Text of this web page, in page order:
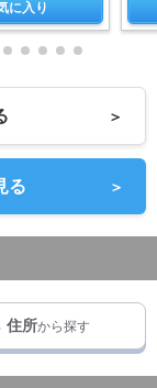
に入り
＞
る ＞
住所から探す